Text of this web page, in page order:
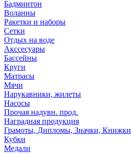
Бадминтон
Воланны
Ракетки и наборы
Сетки
Отдых на воде
Акссесуары
Бассейны
Круги
Матрасы
Мячи
Нарукавники, жилеты
Насосы
Прочая надувн. прод.
Наградная продукция
Грамоты, Дипломы, Значки, Книжки
Кубки
Медали